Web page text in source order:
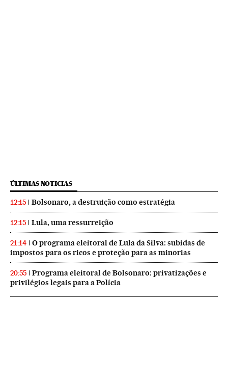
ÚLTIMAS NOTICIAS
12:15 Bolsonaro, a destruição como estratégia
12:15 Lula, uma ressurreição
21:14
O programa eleitoral de Lula da Silva: subidas de
impostos para os ricos e proteção para as minorias
20:55
Programa eleitoral de Bolsonaro: privatizações e
privilégios legais para a Polícia